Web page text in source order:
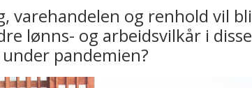
varehandelen og renhold vil bli
lønns- og arbeidsvilkår i disse
pandemien?